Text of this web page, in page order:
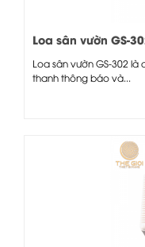
Loa sân vườn GS-
Loa sân vườn GS-302
thanh thông báo và...